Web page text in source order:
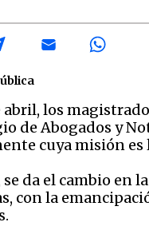
los
de Abogados y
cuya misión
se da el cambio en
con la